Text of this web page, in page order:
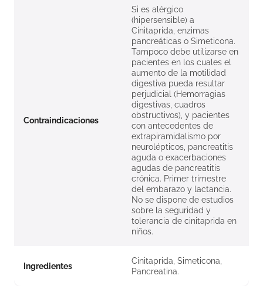
Contraindicaciones
Si es alérgico
(hipersensible) a
Cinitaprida, enzimas
pancreáticas o Simeticona.
Tampoco debe utilizarse en
pacientes en los cuales el
aumento de la motilidad
digestiva pueda resultar
perjudicial (Hemorragias
digestivas, cuadros
obstructivos), y pacientes
con antecedentes de
extrapiramidalismo por
neurolépticos, pancreatitis
aguda o exacerbaciones
agudas de pancreatitis
crónica. Primer trimestre
del embarazo y lactancia.
No se dispone de estudios
sobre la seguridad y
tolerancia de cinitaprida en
niños.
Ingredientes
Cinitaprida, Simeticona,
Pancreatina.